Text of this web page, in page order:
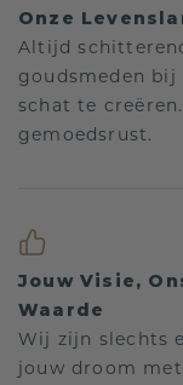
Onze
Altijd
goudsmeden
schat te
gemoedsrust.
Jouw Visie,
Waarde
Wij zijn slechts
jouw droom